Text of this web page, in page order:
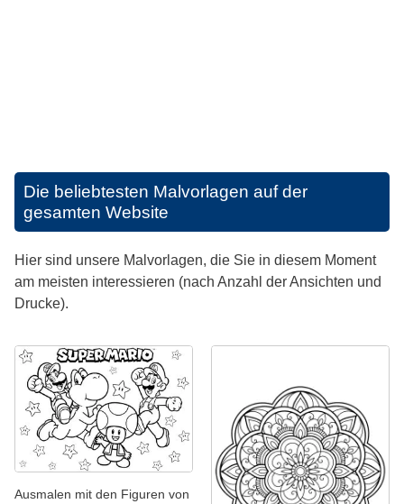
Die beliebtesten Malvorlagen auf der
gesamten Website
Hier sind unsere Malvorlagen, die Sie in diesem Moment
am meisten interessieren (nach Anzahl der Ansichten und
Drucke).
Ausmalen mit den Figuren von